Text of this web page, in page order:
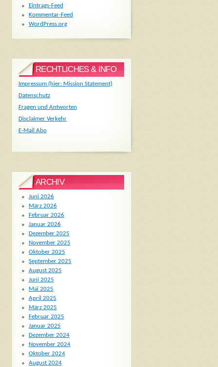
Eintrags-Feed
Kommentar-Feed
WordPress.org
RECHTLICHES & INFO
Impressum (hier: Mission Statement)
Datenschutz
Fragen und Antworten
Disclaimer Verkehr
E-Mail Abo
ARCHIV
Juni 2026
März 2026
Februar 2026
Januar 2026
Dezember 2025
November 2025
Oktober 2025
September 2025
August 2025
Juni 2025
Mai 2025
April 2025
März 2025
Februar 2025
Januar 2025
Dezember 2024
November 2024
Oktober 2024
August 2024